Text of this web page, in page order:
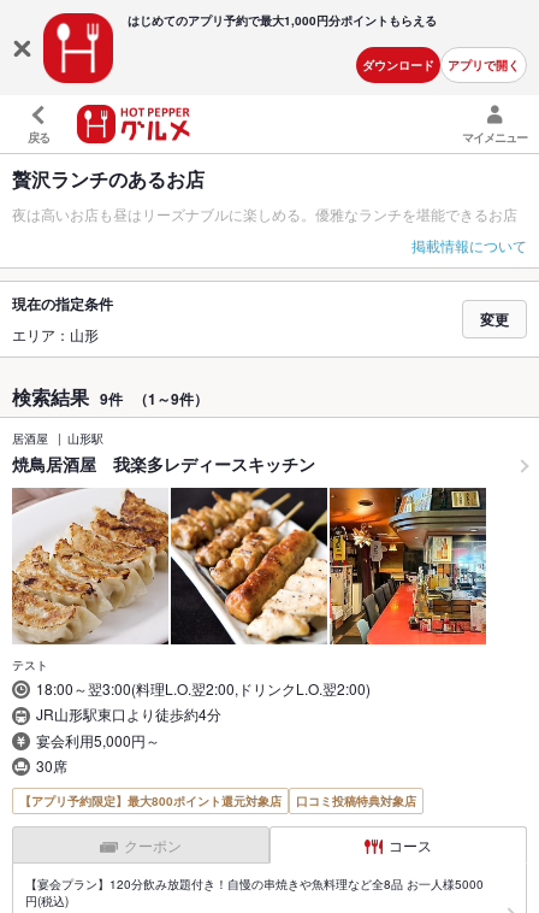
はじめてのアプリ予約で最大1,000円分ポイントもらえる
ダウンロード アプリで開く
戻る マイメニュー
贅沢ランチのあるお店
夜は高いお店も昼はリーズナブルに楽しめる。優雅なランチを堪能できるお店
掲載情報について
現在の指定条件
エリア：山形
変更
検索結果 9件 （1～9件）
居酒屋 山形駅
焼鳥居酒屋 我楽多レディースキッチン
テスト
18:00～翌3:00(料理L.O.翌2:00,ドリンクL.O.翌2:00)
JR山形駅東口より徒歩約4分
宴会利用5,000円～
30席
【アプリ予約限定】最大800ポイント還元対象店 口コミ投稿特典対象店
クーポン コース
【宴会プラン】120分飲み放題付き！自慢の串焼きや魚料理など全8品 お一人様5000
円(税込)